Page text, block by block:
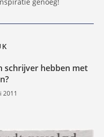
schrijver hebben met
2011